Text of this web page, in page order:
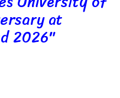
at
2026"